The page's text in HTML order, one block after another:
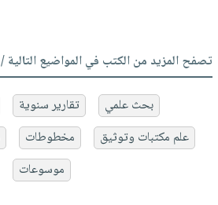
تصفح المزيد من الكتب في المواضيع التالية /
بحث علمي تقارير سنوية
علم مكتبات وتوثيق
مخطوطات
موسوعات